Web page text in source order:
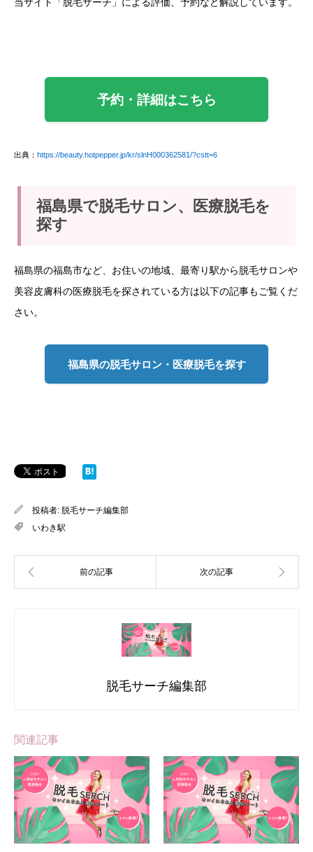
当サイト「脱毛サーチ」による評価、予約など解説しています。
予約・詳細はこちら
出典： https://beauty.hotpepper.jp/kr/slnH000362581/?cstt=6
福島県で脱毛サロン、医療脱毛を
探す
福島県の福島市など、お住いの地域、最寄り駅から脱毛サロンや
美容皮膚科の医療脱毛を探されている方は以下の記事もご覧くだ
さい。
福島県の脱毛サロン・医療脱毛を探す
投稿者: 脱毛サーチ編集部
いわき駅
脱毛サーチ編集部
関連記事